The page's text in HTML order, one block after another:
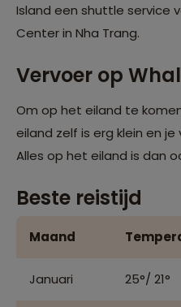
Island een shuttle service
Center in Nha Trang.
Vervoer op
Om op het eiland te
eiland zelf is erg klein en
Alles op het eiland is dan
Beste reistijd
Maand
Januari 25°/ 21°